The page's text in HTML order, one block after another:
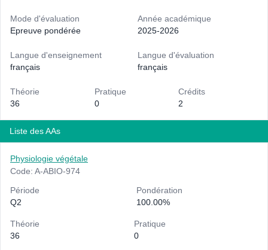
Mode d'évaluation
Epreuve pondérée
Année académique
2025-2026
Langue d'enseignement
français
Langue d'évaluation
français
Théorie
36
Pratique
0
Crédits
2
Liste des AAs
Physiologie végétale
Code: A-ABIO-974
Période
Q2
Pondération
100.00%
Théorie
36
Pratique
0